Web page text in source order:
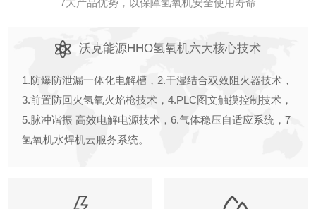
7大产品优势，以保障氢氧机安全使用寿命
沃克能源HHO氢氧机六大核心技术
1.防爆防泄漏一体化电解槽，2.干湿结合双效阻火器技术，
3.前置防回火氢氧火焰枪技术，4.PLC图文触摸控制技术，
5.脉冲谐振 高效电解电源技术，6.气体稳压自适应系统，7
氢氧机水焊机云服务系统。